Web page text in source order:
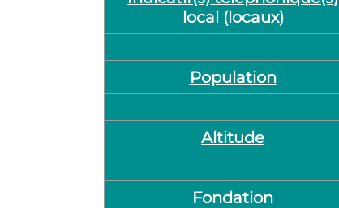
local (locaux)
Population
Altitude
Fondation